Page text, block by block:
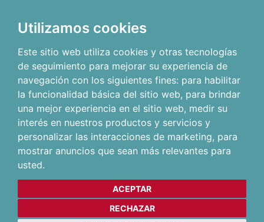
Utilizamos cookies
Este sitio web utiliza cookies y otras tecnologías
de seguimiento para mejorar su experiencia de
navegación con los siguientes fines: para habilitar
la funcionalidad básica del sitio web, para brindar
una mejor experiencia en el sitio web, medir su
interés en nuestros productos y servicios y
personalizar las interacciones de marketing, para
mostrar anuncios que sean más relevantes para
usted.
ACEPTAR
RECHAZAR